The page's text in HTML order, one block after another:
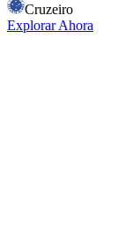
Cruzeiro
Explorar Ahora